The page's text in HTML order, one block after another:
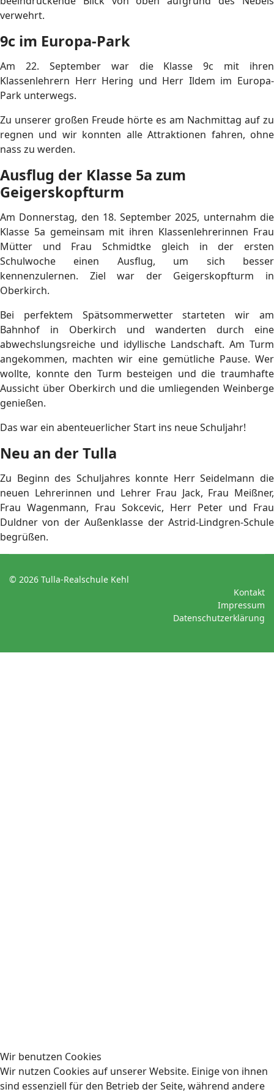
verwehrt.
9c im Europa-Park
Am 22. September war die Klasse 9c mit ihren
Klassenlehrern Herr Hering und Herr Ildem im Europa-
Park unterwegs.
Zu unserer großen Freude hörte es am Nachmittag auf zu
regnen und wir konnten alle Attraktionen fahren, ohne
nass zu werden.
Ausflug der Klasse 5a zum
Geigerskopfturm
Am Donnerstag, den 18. September 2025, unternahm die
Klasse 5a gemeinsam mit ihren Klassenlehrerinnen Frau
Mütter und Frau Schmidtke gleich in der ersten
Schulwoche einen Ausflug, um sich besser
kennenzulernen. Ziel war der Geigerskopfturm in
Oberkirch.
Bei perfektem Spätsommerwetter starteten wir am
Bahnhof in Oberkirch und wanderten durch eine
abwechslungsreiche und idyllische Landschaft. Am Turm
angekommen, machten wir eine gemütliche Pause. Wer
wollte, konnte den Turm besteigen und die traumhafte
Aussicht über Oberkirch und die umliegenden Weinberge
genießen.
Das war ein abenteuerlicher Start ins neue Schuljahr!
Neu an der Tulla
Zu Beginn des Schuljahres konnte Herr Seidelmann die
neuen Lehrerinnen und Lehrer Frau Jack, Frau Meißner,
Frau Wagenmann, Frau Sokcevic, Herr Peter und Frau
Duldner von der Außenklasse der Astrid-Lindgren-Schule
begrüßen.
© 2026 Tulla-Realschule Kehl
Kontakt
Impressum
Datenschutzerklärung
Wir benutzen Cookies
Wir nutzen Cookies auf unserer Website. Einige von ihnen
sind essenziell für den Betrieb der Seite, während andere